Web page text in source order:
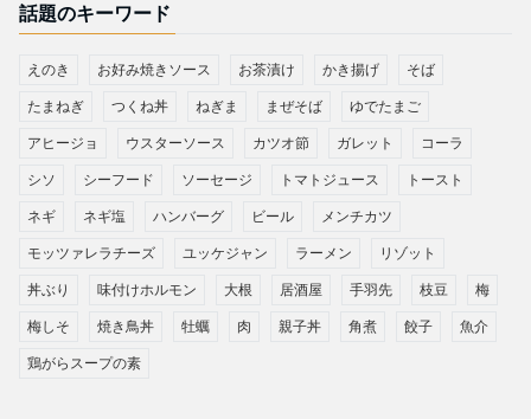
話題のキーワード
えのき お好み焼きソース お茶漬け かき揚げ そば
たまねぎ つくね丼 ねぎま まぜそば ゆでたまご
アヒージョ ウスターソース カツオ節 ガレット コーラ
シソ シーフード ソーセージ トマトジュース トースト
ネギ ネギ塩 ハンバーグ ビール メンチカツ
モッツァレラチーズ ユッケジャン ラーメン リゾット
丼ぶり 味付けホルモン 大根 居酒屋 手羽先 枝豆 梅
梅しそ 焼き鳥丼 牡蠣 肉 親子丼 角煮 餃子 魚介
鶏がらスープの素